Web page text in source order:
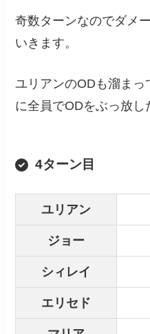
奇数ターンなのでダメ
いきます。
ユリアンのODも溜まっ
に全員でODをぶっ放し
4ターン目
ユリアン
ジョー
シィレイ
エリセド